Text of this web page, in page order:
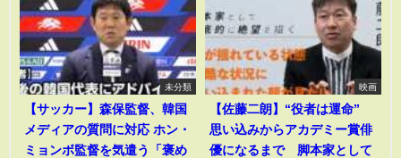
未分類
【サッカー】森保監督、韓国
メディアの質問に対応 ホン・
ミョンボ監督を気遣う「褒め
映画
【佐藤二朗】“役者は運命”
思い込みからアカデミー賞俳
優になるまで 脚本家として